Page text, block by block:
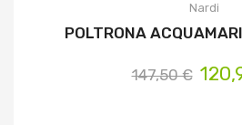
Nardi
POLTRONA
147,50 €